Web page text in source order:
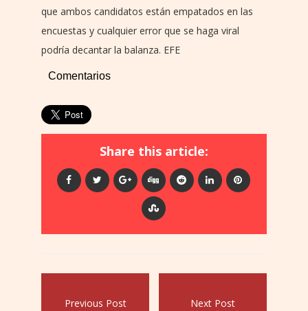
que ambos candidatos están empatados en las
encuestas y cualquier error que se haga viral
podría decantar la balanza. EFE
Comentarios
Share this article:
Previous Post Next Post